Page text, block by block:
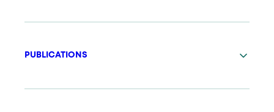
PUBLICATIONS